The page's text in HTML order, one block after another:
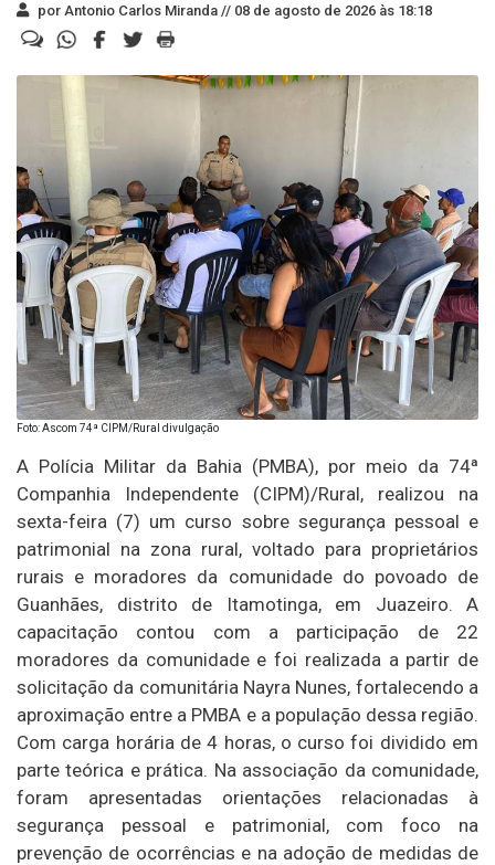
por Antonio Carlos Miranda // 08 de agosto de 2026 às 18:18
Foto: Ascom 74ª CIPM/Rural divulgação
A Polícia Militar da Bahia (PMBA), por meio da 74ª
Companhia Independente (CIPM)/Rural, realizou na
sexta-feira (7) um curso sobre segurança pessoal e
patrimonial na zona rural, voltado para proprietários
rurais e moradores da comunidade do povoado de
Guanhães, distrito de Itamotinga, em Juazeiro. A
capacitação contou com a participação de 22
moradores da comunidade e foi realizada a partir de
solicitação da comunitária Nayra Nunes, fortalecendo a
aproximação entre a PMBA e a população dessa região.
Com carga horária de 4 horas, o curso foi dividido em
parte teórica e prática. Na associação da comunidade,
foram apresentadas orientações relacionadas à
segurança pessoal e patrimonial, com foco na
prevenção de ocorrências e na adoção de medidas de